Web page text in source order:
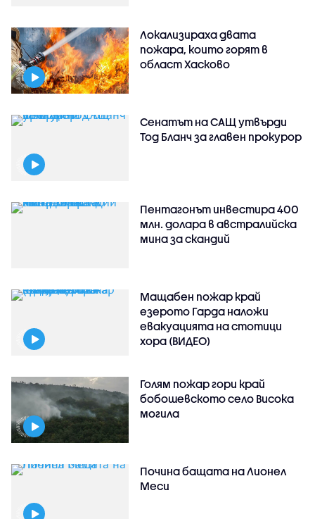
Локализираха двата
пожара, които горят в
област Хасково
Сенатът на САЩ утвърди
Тод Бланч за главен прокурор
Пентагонът инвестира 400
млн. долара в австралийска
мина за скандий
Мащабен пожар край
езерото Гарда наложи
евакуацията на стотици
хора (ВИДЕО)
Голям пожар гори край
бобошевското село Висока
могила
Почина бащата на Лионел
Меси